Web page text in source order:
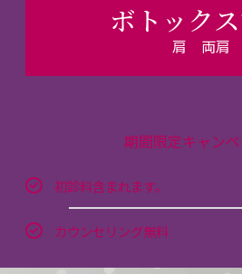
ボトック
肩 両肩
期間限定キャン
初診料含まれます。
カウンセリング無料